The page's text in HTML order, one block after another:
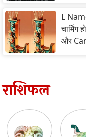
L
चार्मिंग
और
राशिफल